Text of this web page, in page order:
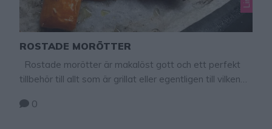
ROSTADE MORÖTTER
Rostade morötter är makalöst gott och ett perfekt
tillbehör till allt som är grillat eller egentligen till vilken
rosmarin, men det kan man utesluta eller byta ut till
0